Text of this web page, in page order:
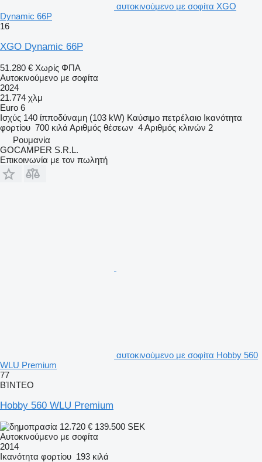
αυτοκινούμενο με σοφίτα XGO
Dynamic 66P
16
XGO Dynamic 66P
51.280 € Χωρίς ΦΠΑ
Αυτοκινούμενο με σοφίτα
2024
21.774 χλμ
Euro 6
Ισχύς 140 ίπποδύναμη (103 kW) Καύσιμο πετρέλαιο Ικανότητα
φορτίου 700 κιλά Αριθμός θέσεων 4Αριθμός κλινών 2
Ρουμανία
GOCAMPER S.R.L.
Επικοινωνία με τον πωλητή
αυτοκινούμενο με σοφίτα Hobby 560
WLU Premium
77
ΒΊΝΤΕΟ
Hobby 560 WLU Premium
12.720 € 139.500 SEK
Αυτοκινούμενο με σοφίτα
2014
Ικανότητα φορτίου 193 κιλά